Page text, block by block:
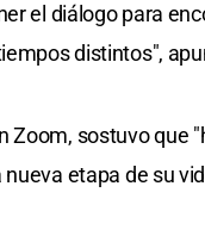
el diálogo para
distintos",
Zoom, sostuvo que
etapa de su